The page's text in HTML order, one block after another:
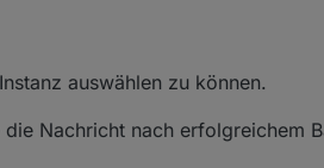
auswählen zu können.
Nachricht nach erfolgreichem